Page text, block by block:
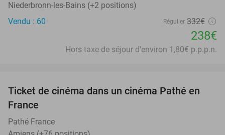
Niederbronn-les-Bains (+2 positions)
Vendu : 60
Régulier 332€
238€
Hors taxe de séjour d'environ 1,80€ p.p.p.n.
40%
Ticket de cinéma dans un cinéma Pathé en
France
Pathé France